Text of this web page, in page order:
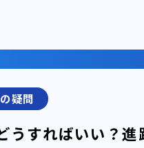
疑問
うすればいい？進